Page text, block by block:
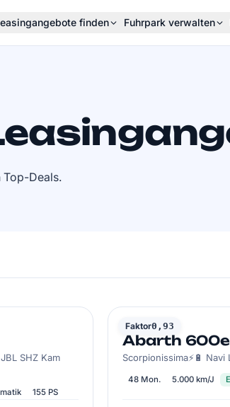
finden Fuhrpark verwalten
Top-Deals.
SHZ Kam
155 PS
Faktor0,93
ABARTH
Abarth 600e
Scorpionissima⚡🔋 Navi
48 Mon. 5.000 km/J